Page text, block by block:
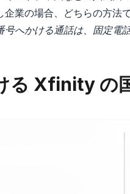
企業の場合、どちらの方法
号へかける通話は、固定電
る Xfinity の